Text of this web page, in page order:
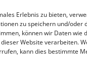
Erlebnis zu bieten,
zu speichern und/oder
können wir Daten wie
Website verarbeiten.
kann dies bestimmte